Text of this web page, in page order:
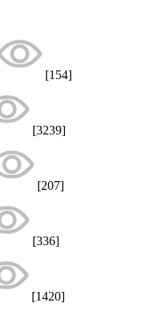
[154]
[3239]
[207]
[336]
[1420]